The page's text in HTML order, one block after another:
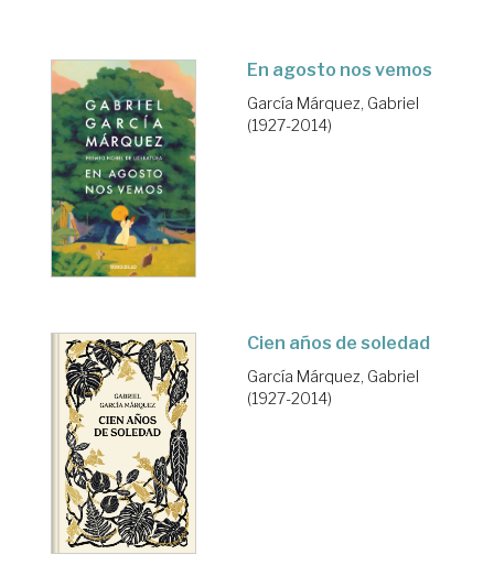
En agosto nos vemos
García Márquez, Gabriel
(1927-2014)
Cien años de soledad
García Márquez, Gabriel
(1927-2014)